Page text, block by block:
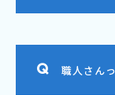
職人さん